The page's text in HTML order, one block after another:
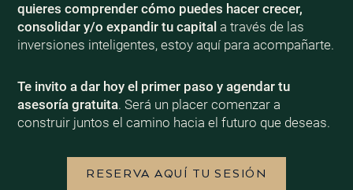
quieres comprender cómo puedes hacer crecer,
consolidar y/o expandir tu capital a través de las
inversiones inteligentes, estoy aquí para acompañarte.
Te invito a dar hoy el primer paso y agendar tu
asesoría gratuita. Será un placer comenzar a
construir juntos el camino hacia el futuro que deseas.
RESERVA AQUÍ TU SESIÓN